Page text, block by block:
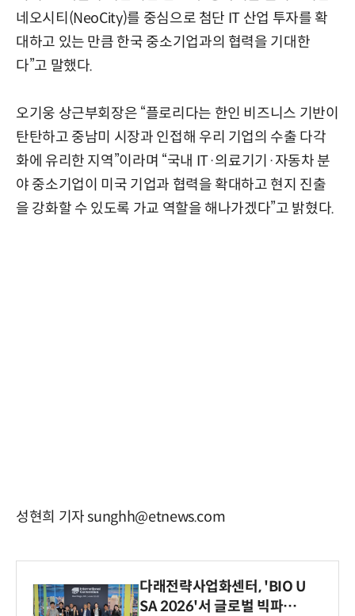
네오시티(NeoCity)를 중심으로 첨단 IT 산업 투자를 확
대하고 있는 만큼 한국 중소기업과의 협력을 기대한
다”고 말했다.
오기웅 상근부회장은 “플로리다는 한인 비즈니스 기반이
탄탄하고 중남미 시장과 인접해 우리 기업의 수출 다각
화에 유리한 지역”이라며 “국내 IT·의료기기·자동차 분
야 중소기업이 미국 기업과 협력을 확대하고 현지 진출
을 강화할 수 있도록 가교 역할을 해나가겠다”고 밝혔다.
성현희 기자 sunghh@etnews.com
다래전략사업화센터, 'BIO U
SA 2026'서 글로벌 빅파마